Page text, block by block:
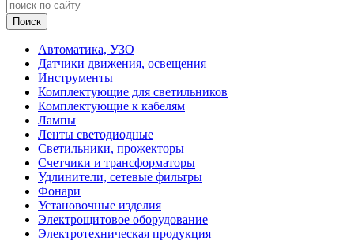
Автоматика, УЗО
Датчики движения, освещения
Инструменты
Комплектующие для светильников
Комплектующие к кабелям
Лампы
Ленты светодиодные
Светильники, прожекторы
Счетчики и трансформаторы
Удлинители, сетевые фильтры
Фонари
Установочные изделия
Электрощитовое оборудование
Электротехническая продукция